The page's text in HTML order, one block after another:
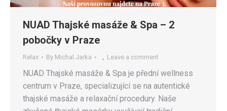
NUAD Thajské masáže & Spa – 2
pobočky v Praze
Relax By Michal Jarka Leave a comment
NUAD Thajské masáže & Spa je přední wellness
centrum v Praze, specializující se na autentické
thajské masáže a relaxační procedury. Naše